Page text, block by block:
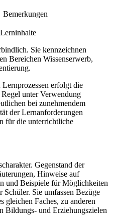
Bemerkungen
Sie kennzeichnen
Bereichen Wissenserwerb,
erfolgt die
unter Verwendung
bei zunehmendem
der Lernanforderungen
für die unterrichtliche
Gegenstand der
Hinweise auf
und Beispiele für Möglichkeiten
Sie umfassen Bezüge
gleichen Faches, zu anderen
Bildungs- und Erziehungszielen